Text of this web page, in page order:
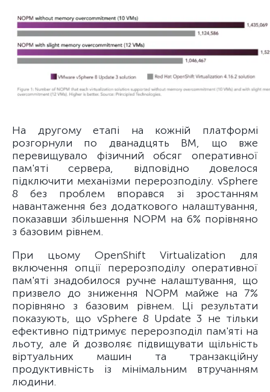
На другому етапі на кожній платформі
розгорнули по дванадцять ВМ, що вже
перевищувало фізичний обсяг оперативної
пам'яті сервера, відповідно довелося
підключити механізми перерозподілу. vSphere
8 без проблем впорався зі зростанням
навантаження без додаткового налаштування,
показавши збільшення NOPM на 6% порівняно
з базовим рівнем.
При цьому OpenShift Virtualization для
включення опції перерозподілу оперативної
пам'яті знадобилося ручне налаштування, що
призвело до зниження NOPM майже на 7%
порівняно з базовим рівнем. Ці результати
показують, що vSphere 8 Update 3 не тільки
ефективно підтримує перерозподіл пам'яті на
льоту, але й дозволяє підвищувати щільність
віртуальних машин та транзакційну
продуктивність із мінімальним втручанням
людини.